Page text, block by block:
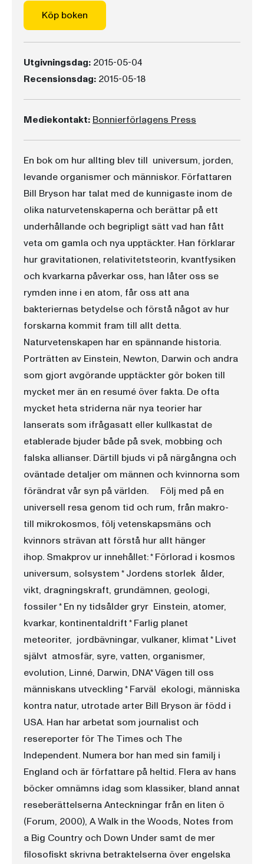
Köp boken
Utgivningsdag: 2015-05-04
Recensionsdag: 2015-05-18
Mediekontakt: Bonnierförlagens Press
En bok om hur allting blev till  universum, jorden,
levande organismer och människor. Författaren
Bill Bryson har talat med de kunnigaste inom de
olika naturvetenskaperna och berättar på ett
underhållande och begripligt sätt vad han fått
veta om gamla och nya upptäckter. Han förklarar
hur gravitationen, relativitetsteorin, kvantfysiken
och kvarkarna påverkar oss, han låter oss se
rymden inne i en atom, får oss att ana
bakteriernas betydelse och förstå något av hur
forskarna kommit fram till allt detta.
Naturvetenskapen har en spännande historia.
Porträtten av Einstein, Newton, Darwin och andra
som gjort avgörande upptäckter gör boken till
mycket mer än en resumé över fakta. De ofta
mycket heta striderna när nya teorier har
lanserats som ifrågasatt eller kullkastat de
etablerade bjuder både på svek, mobbing och
falska allianser. Därtill bjuds vi på närgångna och
oväntade detaljer om männen och kvinnorna som
förändrat vår syn på världen. Följ med på en
universell resa genom tid och rum, från makro-
till mikrokosmos, följ vetenskapsmäns och
kvinnors strävan att förstå hur allt hänger
ihop. Smakprov ur innehållet: * Förlorad i kosmos 
universum, solsystem * Jordens storlek  ålder,
vikt, dragningskraft, grundämnen, geologi,
fossiler * En ny tidsålder gryr  Einstein, atomer,
kvarkar, kontinentaldrift * Farlig planet 
meteoriter, jordbävningar, vulkaner, klimat * Livet
självt  atmosfär, syre, vatten, organismer,
evolution, Linné, Darwin, DNA* Vägen till oss 
människans utveckling * Farväl  ekologi, människa
kontra natur, utrotade arter Bill Bryson är född i
USA. Han har arbetat som journalist och
resereporter för The Times och The
Independent. Numera bor han med sin familj i
England och är författare på heltid. Flera av hans
böcker omnämns idag som klassiker, bland annat
reseberättelserna Anteckningar från en liten ö
(Forum, 2000), A Walk in the Woods, Notes from
a Big Country och Down Under samt de mer
filosofiskt skrivna betraktelserna över engelska